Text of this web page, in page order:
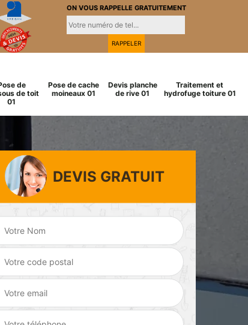
ON VOUS RAPPELLE GRATUITEMENT
de
de toit
01
Pose de cache
moineaux 01
Devis planche
de rive 01
Traitement et
hydrofuge toiture 01
DEVIS GRATUIT